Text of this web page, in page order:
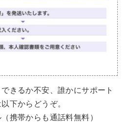
きるか不安、誰かにサポート
下からどうぞ。
携帯からも通話料無料）